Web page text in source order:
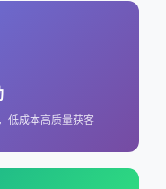
低成本高质量获客